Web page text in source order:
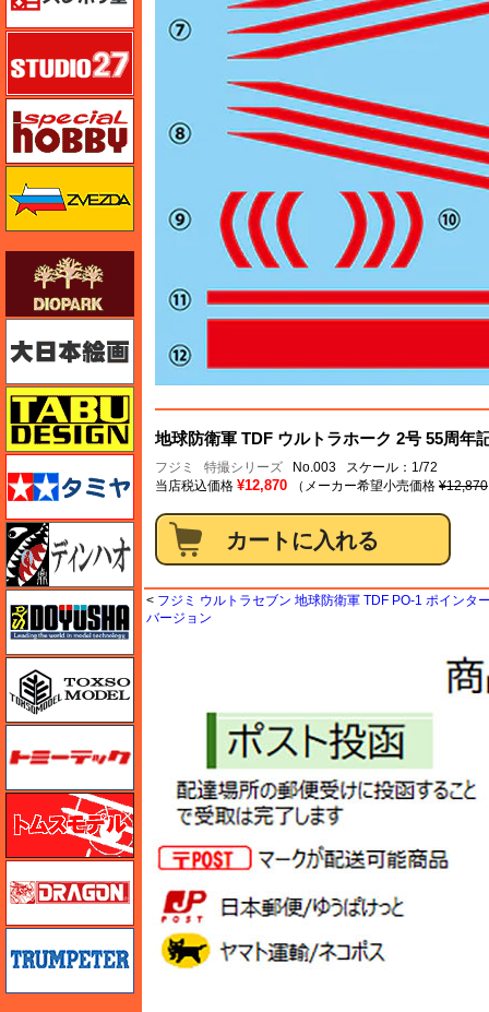
地球防衛軍 TDF ウルトラホーク 2号 55周年
フジミ 特撮シリーズ No.003 スケール：1/72
当店税込価格 ¥12,870 （メーカー希望小売価格 ¥12,870
< フジミ ウルトラセブン 地球防衛軍 TDF PO-1 ポインタ
バージョン
スタジオ27・タブデザイン
スペシャルホビー
ダイオパーク（diopark）
タミヤ
ディン・ハオ
童友社
トムスモデル
ドラゴン
トランペッター